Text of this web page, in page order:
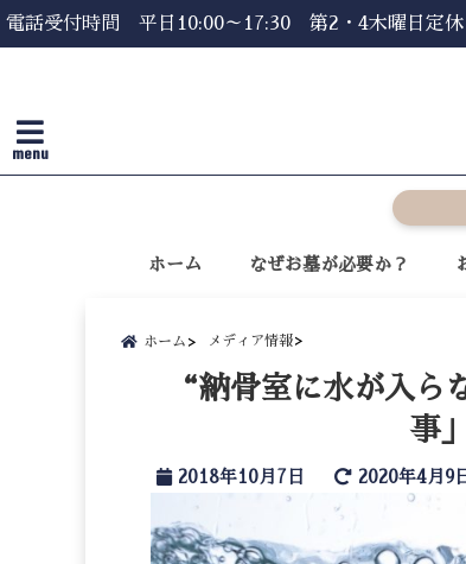
電話受付時間 平日10:00～17:30 第2・4木曜日定休
menu
ホーム なぜお墓が必要か？
ホーム メディア情報
“納骨室に水が入ら
事
2018年10月7日 2020年4月9日